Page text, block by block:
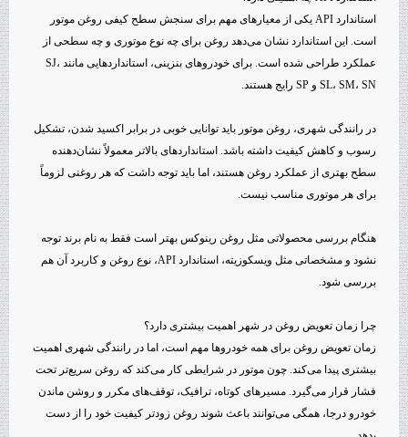
استاندارد API یکی از معیارهای مهم برای سنجش سطح کیفی روغن موتور
است. این استاندارد نشان می‌دهد روغن برای چه نوع موتوری و چه سطحی از
عملکرد طراحی شده است. برای خودروهای بنزینی، استانداردهایی مانند SJ،
SL، SM، SN و SP رایج هستند.
در رانندگی شهری، روغن موتور باید توانایی خوبی در برابر اکسید شدن، تشکیل
رسوب و کاهش کیفیت داشته باشد. استانداردهای بالاتر معمولاً نشان‌دهنده
سطح بهتری از عملکرد روغن هستند، اما باید توجه داشت که هر روغنی لزوماً
برای هر موتوری مناسب نیست.
هنگام بررسی محصولاتی مثل روغن رینوکس بهتر است فقط به نام برند توجه
نشود و مشخصاتی مثل ویسکوزیته، استاندارد API، نوع روغن و کاربرد آن هم
بررسی شود.
چرا زمان تعویض روغن در شهر اهمیت بیشتری دارد؟
زمان تعویض روغن برای همه خودروها مهم است، اما در رانندگی شهری اهمیت
بیشتری پیدا می‌کند. چون موتور در شرایطی کار می‌کند که روغن سریع‌تر تحت
فشار قرار می‌گیرد. مسیرهای کوتاه، ترافیک، توقف‌های مکرر و روشن ماندن
خودرو درجا، همگی می‌توانند باعث شوند روغن زودتر کیفیت خود را از دست